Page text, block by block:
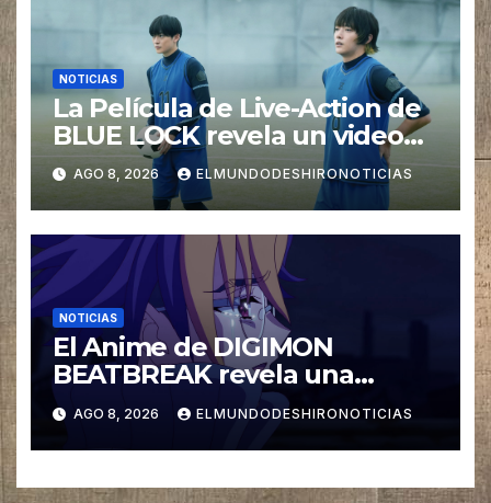
NOTICIAS
La Película de Live-Action de
BLUE LOCK revela un video
especial con el tema musical
interpretado por Ado
AGO 8, 2026 ELMUNDODESHIRONOTICIAS
NOTICIAS
El Anime de DIGIMON
BEATBREAK revela una
nueva imagen para su ultimo
Arco Asuka
AGO 8, 2026 ELMUNDODESHIRONOTICIAS